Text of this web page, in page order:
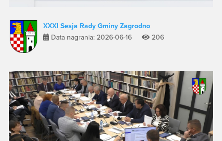
XXXI Sesja Rady Gminy Zagrodno
Data nagrania: 2026-06-16
206